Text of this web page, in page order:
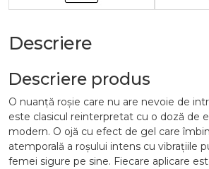
Descriere
Descriere produs
O nuanță roșie care nu are nevoie de
este clasicul reinterpretat cu o doză de
modern. O ojă cu efect de gel care
atemporală a roșului intens cu vibrațiile
femei sigure pe sine. Fiecare aplicare